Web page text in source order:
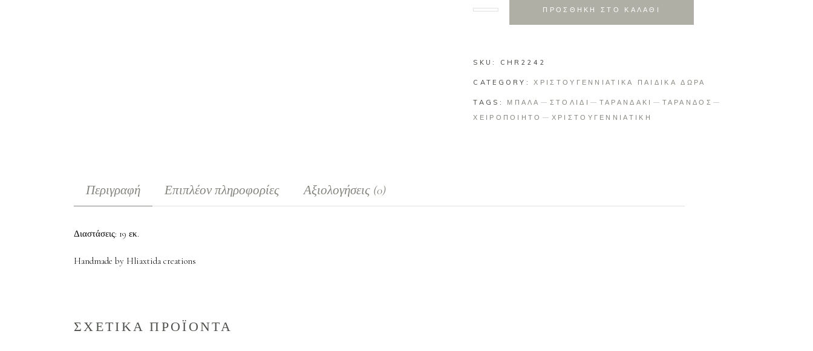
ΠΡΟΣΘΗΚΗ ΣΤΟ ΚΑΛΑΘΙ
SKU: CHR2242
CATEGORY:ΧΡΙΣΤΟΥΓΕΝΝΙΑΤΙΚΑ ΠΑΙΔΙΚΑ ΔΩΡΑ
TAGS: ΜΠΑΛΑ ΣΤΟΛΙΔΙ ΤΑΡΑΝΔΑΚΙ
ΤΑΡΑΝΔΟΣ
ΧΕΙΡΟΠΟΙΗΤΟ
ΧΡΙΣΤΟΥΓΕΝΝΙΑΤΙΚΗ
Περιγραφή Επιπλέον πληροφορίες Αξιολογήσεις (0)
Διαστάσεις: 19 εκ.
Handmade by Hliaxtida creations
ΣΧΕΤΙΚΑ ΠΡΟΪΟΝΤΑ